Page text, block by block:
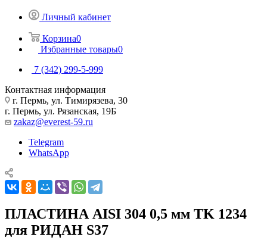
Личный кабинет
Корзина0
Избранные товары0
7 (342) 299-5-999
Контактная информация
г. Пермь, ул. Тимирязева, 30
г. Пермь, ул. Рязанская, 19Б
zakaz@everest-59.ru
Telegram
WhatsApp
ПЛАСТИНА AISI 304 0,5 мм TK 1234
для РИДАН S37